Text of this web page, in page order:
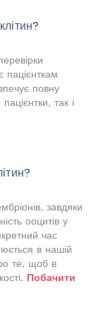
повну
так і
завдяки
ооцитів у
час
в нашій
те, щоб в
Побачити